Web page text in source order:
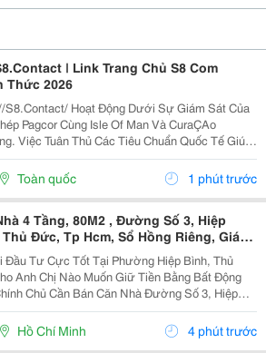
| Link Trang Chủ S8 Com
Thức 2026
S8.Contact/ Hoạt Động Dưới Sự Giám Sát Của
Pagcor Cùng Isle Of Man Và CuraÇAo
Việc Tuân Thủ Các Tiêu Chuẩn Quốc Tế Giúp
Hiệu Duy Trì Môi Trường Giải Trí Minh Bạch,
Bằng Và Đáng Tin Cậy Cho Cộng Đồng Người...
Toàn quốc 1 phút trước
4 Tầng, 80M2 , Đường Số 3, Hiệp
Đức, Tp Hcm, Sổ Hồng Riêng, Giá
Đầu Tư Cực Tốt Tại Phường Hiệp Bình, Thủ
Anh Chị Nào Muốn Giữ Tiền Bằng Bất Động
Cũ, Chỉ Vài Bước Là Ra Ql13, Sát Vạn
Vị Trí Rất Đẹp, Khu Vực Dân Trí Cao Và
Hồ Chí Minh 4 phút trước